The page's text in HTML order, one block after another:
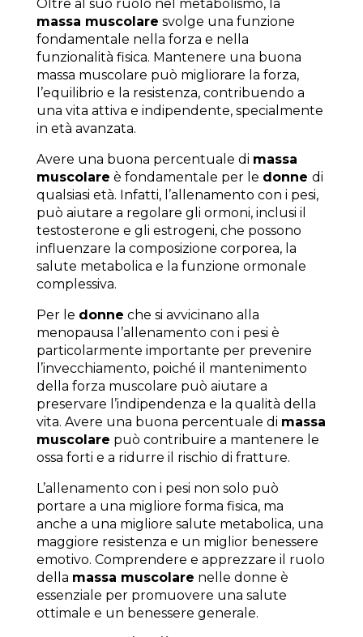
Oltre al suo ruolo nel metabolismo, la
massa muscolare svolge una funzione
fondamentale nella forza e nella
funzionalità fisica. Mantenere una buona
massa muscolare può migliorare la forza,
l’equilibrio e la resistenza, contribuendo a
una vita attiva e indipendente, specialmente
in età avanzata.
Avere una buona percentuale di massa
muscolare è fondamentale per le donne di
qualsiasi età. Infatti, l’allenamento con i pesi,
può aiutare a regolare gli ormoni, inclusi il
testosterone e gli estrogeni, che possono
influenzare la composizione corporea, la
salute metabolica e la funzione ormonale
complessiva.
Per le donne che si avvicinano alla
menopausa l’allenamento con i pesi è
particolarmente importante per prevenire
l’invecchiamento, poiché il mantenimento
della forza muscolare può aiutare a
preservare l’indipendenza e la qualità della
vita. Avere una buona percentuale di massa
muscolare può contribuire a mantenere le
ossa forti e a ridurre il rischio di fratture.
L’allenamento con i pesi non solo può
portare a una migliore forma fisica, ma
anche a una migliore salute metabolica, una
maggiore resistenza e un miglior benessere
emotivo. Comprendere e apprezzare il ruolo
della massa muscolare nelle donne è
essenziale per promuovere una salute
ottimale e un benessere generale.